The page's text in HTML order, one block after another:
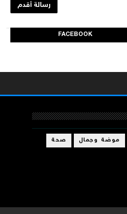
رسالة أقدم
FACEBOOK
موضة وجمال صحة